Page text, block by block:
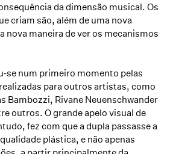
da dimensão musical. Os
criam são, além de uma nova
nova maneira de ver os mecanismos
num primeiro momento pelas
para outros artistas, como
Bambozzi, Rivane Neuenschwander
outros. O grande apelo visual de
fez com que a dupla passasse a
plástica, e não apenas